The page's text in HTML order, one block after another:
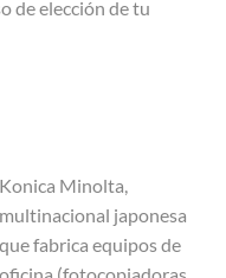
de elección de tu
Konica Minolta,
multinacional japonesa
que fabrica equipos de